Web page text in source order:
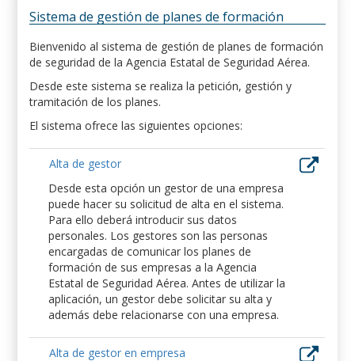
Sistema de gestión de planes de formación
Bienvenido al sistema de gestión de planes de formación
de seguridad de la Agencia Estatal de Seguridad Aérea.
Desde este sistema se realiza la petición, gestión y
tramitación de los planes.
El sistema ofrece las siguientes opciones:
Alta de gestor
Desde esta opción un gestor de una empresa
puede hacer su solicitud de alta en el sistema.
Para ello deberá introducir sus datos
personales. Los gestores son las personas
encargadas de comunicar los planes de
formación de sus empresas a la Agencia
Estatal de Seguridad Aérea. Antes de utilizar la
aplicación, un gestor debe solicitar su alta y
además debe relacionarse con una empresa.
Alta de gestor en empresa